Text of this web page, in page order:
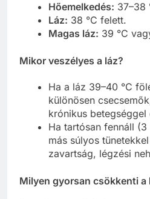
Hőemelkedés: 37–38
Láz: 38 °C felett.
Magas láz: 39 °C
Mikor veszélyes a láz?
Ha a láz 39–40 °C
különösen
krónikus betegséggel
Ha tartósan fennáll
más súlyos
zavartság, légzési
Milyen gyorsan csökkenti a